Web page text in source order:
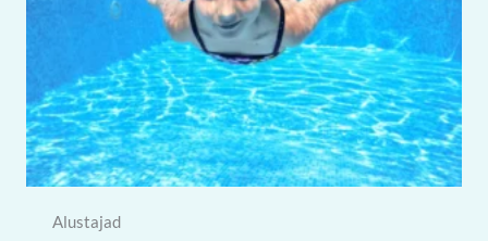
Alustajad